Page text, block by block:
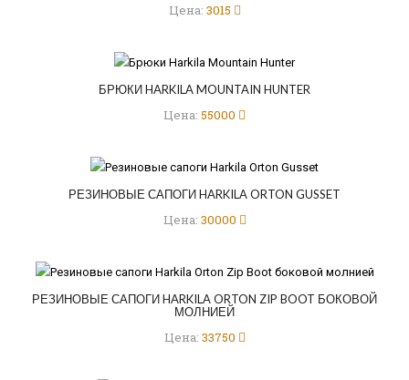
Цена: 3015
БРЮКИ HARKILA MOUNTAIN HUNTER
Цена: 55000
РЕЗИНОВЫЕ САПОГИ HARKILA ORTON GUSSET
Цена: 30000
РЕЗИНОВЫЕ САПОГИ HARKILA ORTON ZIP BOOT БОКОВОЙ
МОЛНИЕЙ
Цена: 33750